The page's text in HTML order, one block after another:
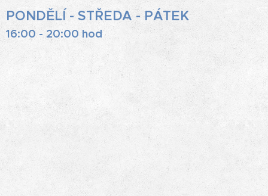
PONDĚLÍ - STŘEDA - PÁTEK
16:00 - 20:00 hod